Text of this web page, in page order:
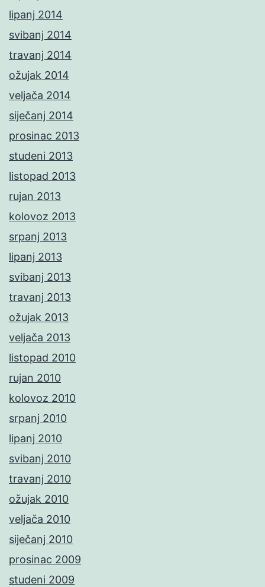
lipanj 2014
svibanj 2014
travanj 2014
ožujak 2014
veljača 2014
siječanj 2014
prosinac 2013
studeni 2013
listopad 2013
rujan 2013
kolovoz 2013
srpanj 2013
lipanj 2013
svibanj 2013
travanj 2013
ožujak 2013
veljača 2013
listopad 2010
rujan 2010
kolovoz 2010
srpanj 2010
lipanj 2010
svibanj 2010
travanj 2010
ožujak 2010
veljača 2010
siječanj 2010
prosinac 2009
studeni 2009